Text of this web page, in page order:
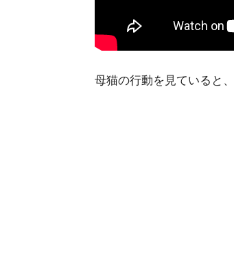
母猫の行動を見ていると